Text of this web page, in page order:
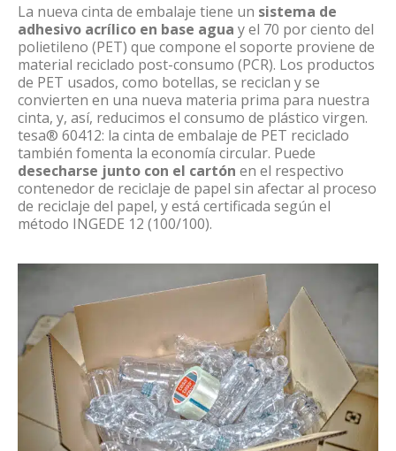
La nueva cinta de embalaje tiene un sistema de
adhesivo acrílico en base agua y el 70 por ciento del
polietileno (PET) que compone el soporte proviene de
material reciclado post-consumo (PCR). Los productos
de PET usados, como botellas, se reciclan y se
convierten en una nueva materia prima para nuestra
cinta, y, así, reducimos el consumo de plástico virgen.
tesa® 60412: la cinta de embalaje de PET reciclado
también fomenta la economía circular. Puede
desecharse junto con el cartón en el respectivo
contenedor de reciclaje de papel sin afectar al proceso
de reciclaje del papel, y está certificada según el
método INGEDE 12 (100/100).